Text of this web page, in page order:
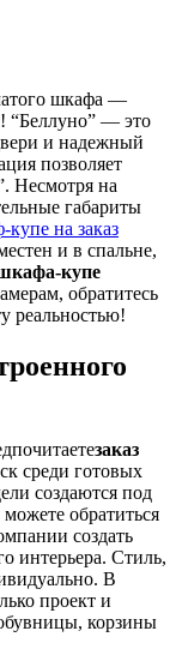
шкафа —
“Беллуно” — это
и надежный
позволяет
Несмотря на
габариты
купе на заказ
и в спальне,
купе
обратитесь
реальностью!
заказ
среди готовых
создаются под
обратиться
создать
интерьера. Стиль,
В
проект и
корзины